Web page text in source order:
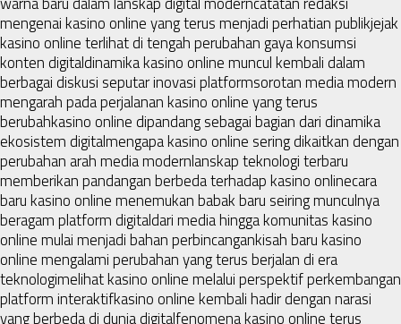
mengenai kasino online yang terus menjadi perhatian publikjejak
kasino online terlihat di tengah perubahan gaya konsumsi
konten digitaldinamika kasino online muncul kembali dalam
berbagai diskusi seputar inovasi platformsorotan media modern
mengarah pada perjalanan kasino online yang terus
berubahkasino online dipandang sebagai bagian dari dinamika
ekosistem digitalmengapa kasino online sering dikaitkan dengan
perubahan arah media modernlanskap teknologi terbaru
memberikan pandangan berbeda terhadap kasino onlinecara
baru kasino online menemukan babak baru seiring munculnya
beragam platform digitaldari media hingga komunitas kasino
online mulai menjadi bahan perbincangankisah baru kasino
online mengalami perubahan yang terus berjalan di era
teknologimelihat kasino online melalui perspektif perkembangan
platform interaktifkasino online kembali hadir dengan narasi
yang berbeda di dunia digitalfenomena kasino online terus